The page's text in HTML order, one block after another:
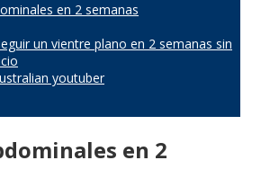
en 2 semanas
un vientre plano en 2 semanas sin
youtuber
en 2